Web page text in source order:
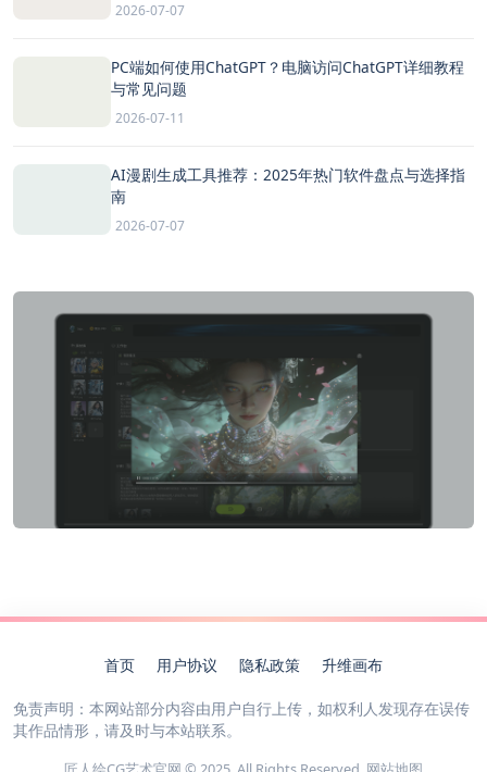
2026-07-07
PC端如何使用ChatGPT？电脑访问ChatGPT详细教程
与常见问题
2026-07-11
AI漫剧生成工具推荐：2025年热门软件盘点与选择指
南
2026-07-07
首页 用户协议 隐私政策 升维画布
免责声明：本网站部分内容由用户自行上传，如权利人发现存在误传
其作品情形，请及时与本站联系。